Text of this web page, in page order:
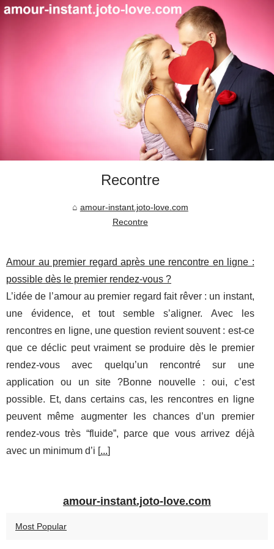
Recontre
amour-instant.joto-love.com
Recontre
Amour au premier regard après une rencontre en ligne :
possible dès le premier rendez-vous ?
L’idée de l’amour au premier regard fait rêver : un instant,
une évidence, et tout semble s’aligner. Avec les
rencontres en ligne, une question revient souvent : est-ce
que ce déclic peut vraiment se produire dès le premier
rendez-vous avec quelqu’un rencontré sur une
application ou un site ?Bonne nouvelle : oui, c’est
possible. Et, dans certains cas, les rencontres en ligne
peuvent même augmenter les chances d’un premier
rendez-vous très “fluide”, parce que vous arrivez déjà
avec un minimum d’i [...]
amour-instant.joto-love.com
Most Popular